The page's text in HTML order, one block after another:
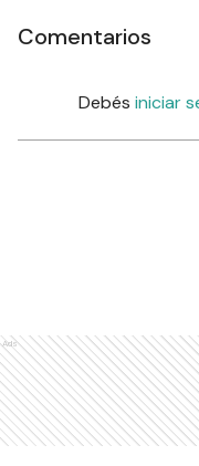
Comentarios
Debés iniciar
Ads